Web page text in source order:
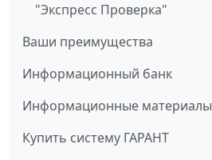
"Экспресс Проверка"
Ваши преимущества
Информационный банк
Информационные материалы
Купить систему ГАРАНТ